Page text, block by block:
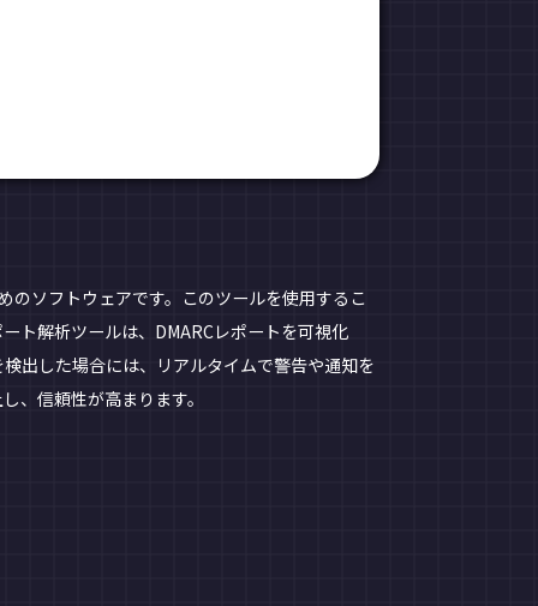
のソフトウェアです。このツールを使用するこ
ト解析ツールは、DMARCレポートを可視化
出した場合には、リアルタイムで警告や通知を
、信頼性が高まります。